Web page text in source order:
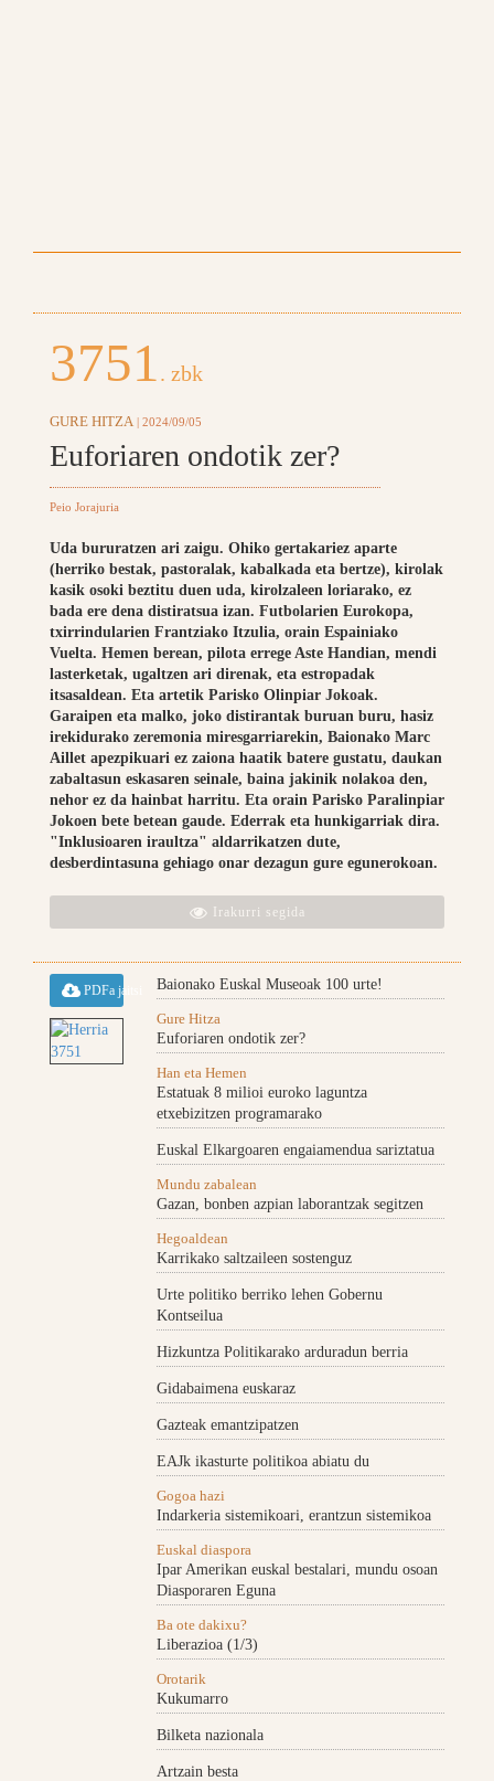
3751. zbk
GURE HITZA | 2024/09/05
Euforiaren ondotik zer?
Peio Jorajuria
Uda bururatzen ari zaigu. Ohiko gertakariez aparte
(herriko bestak, pastoralak, kabalkada eta bertze), kirolak
kasik osoki beztitu duen uda, kirolzaleen loriarako, ez
bada ere dena distiratsua izan. Futbolarien Eurokopa,
txirrindularien Frantziako Itzulia, orain Espainiako
Vuelta. Hemen berean, pilota errege Aste Handian, mendi
lasterketak, ugaltzen ari direnak, eta estropadak
itsasaldean. Eta artetik Parisko Olinpiar Jokoak.
Garaipen eta malko, joko distirantak buruan buru, hasiz
irekidurako zeremonia miresgarriarekin, Baionako Marc
Aillet apezpikuari ez zaiona haatik batere gustatu, daukan
zabaltasun eskasaren seinale, baina jakinik nolakoa den,
nehor ez da hainbat harritu. Eta orain Parisko Paralinpiar
Jokoen bete betean gaude. Ederrak eta hunkigarriak dira.
"Inklusioaren iraultza" aldarrikatzen dute,
desberdintasuna gehiago onar dezagun gure egunerokoan.
Irakurri segida
PDFa jaitsi Baionako Euskal Museoak 100 urte!
Gure Hitza
Euforiaren ondotik zer?
Han eta Hemen
Estatuak 8 milioi euroko laguntza
etxebizitzen programarako
Euskal Elkargoaren engaiamendua sariztatua
Mundu zabalean
Gazan, bonben azpian laborantzak segitzen
Hegoaldean
Karrikako saltzaileen sostenguz
Urte politiko berriko lehen Gobernu
Kontseilua
Hizkuntza Politikarako arduradun berria
Gidabaimena euskaraz
Gazteak emantzipatzen
EAJk ikasturte politikoa abiatu du
Gogoa hazi
Indarkeria sistemikoari, erantzun sistemikoa
Euskal diaspora
Ipar Amerikan euskal bestalari, mundu osoan
Diasporaren Eguna
Ba ote dakixu?
Liberazioa (1/3)
Orotarik
Kukumarro
Bilketa nazionala
Artzain besta